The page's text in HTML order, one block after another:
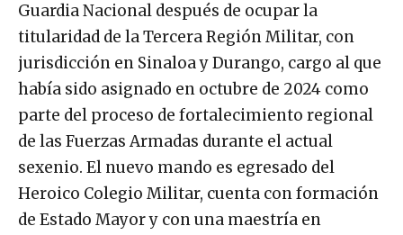
Guardia Nacional después de ocupar la
titularidad de la Tercera Región Militar, con
jurisdicción en Sinaloa y Durango, cargo al que
había sido asignado en octubre de 2024 como
parte del proceso de fortalecimiento regional
de las Fuerzas Armadas durante el actual
sexenio. El nuevo mando es egresado del
Heroico Colegio Militar, cuenta con formación
de Estado Mayor y con una maestría en